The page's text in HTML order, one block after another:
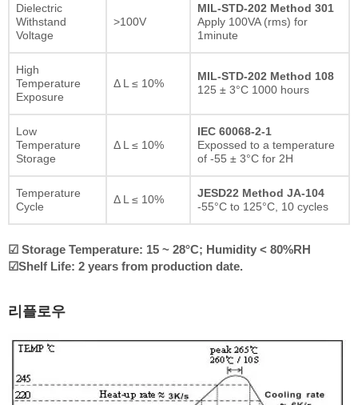
Dielectric
Withstand
Voltage
>100V
MIL-STD-202 Method 301
Apply 100VA (rms) for
1minute
High
Temperature
Exposure
Δ L ≤ 10%
MIL-STD-202 Method 108
125 ± 3°C 1000 hours
Low
Temperature
Storage
Δ L ≤ 10%
IEC 60068-2-1
Expossed to a temperature
of -55 ± 3°C for 2H
Temperature
Cycle
Δ L ≤ 10%
JESD22 Method JA-104
-55°C to 125°C, 10 cycles
☑ Storage Temperature: 15 ~ 28°C; Humidity < 80%RH
☑Shelf Life: 2 years from production date.
리플로우